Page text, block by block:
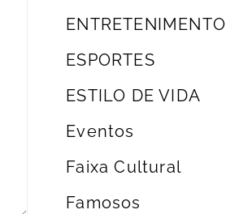
ENTRETENIMENTO
ESPORTES
ESTILO DE VIDA
Eventos
Faixa Cultural
Famosos